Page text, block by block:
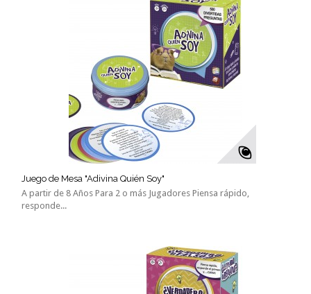
Juego de Mesa "Adivina Quién Soy"
A partir de 8 Años Para 2 o más Jugadores Piensa rápido,
responde...